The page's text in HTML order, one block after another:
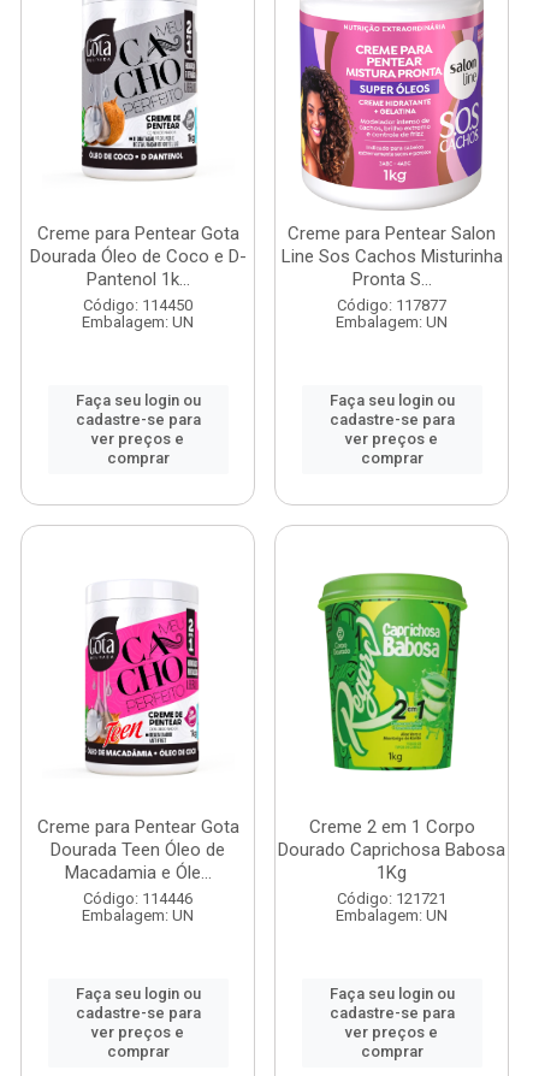
Creme para Pentear Gota
Dourada Óleo de Coco e D-
Pantenol 1k...
Código: 114450
Embalagem: UN
Faça seu login ou
cadastre-se para
ver preços e
comprar
Creme para Pentear Salon
Line Sos Cachos Misturinha
Pronta S...
Código: 117877
Embalagem: UN
Faça seu login ou
cadastre-se para
ver preços e
comprar
Creme para Pentear Gota
Dourada Teen Óleo de
Macadamia e Óle...
Código: 114446
Embalagem: UN
Faça seu login ou
cadastre-se para
ver preços e
comprar
Creme 2 em 1 Corpo
Dourado Caprichosa Babosa
1Kg
Código: 121721
Embalagem: UN
Faça seu login ou
cadastre-se para
ver preços e
comprar